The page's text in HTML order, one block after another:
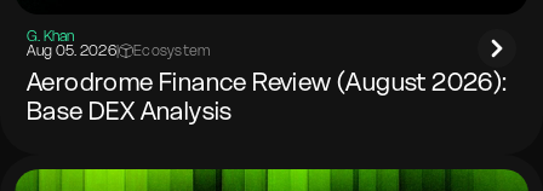
G. Khan
Aug 05. 2026| Ecosystem
Aerodrome Finance Review (August 2026):
Base DEX Analysis